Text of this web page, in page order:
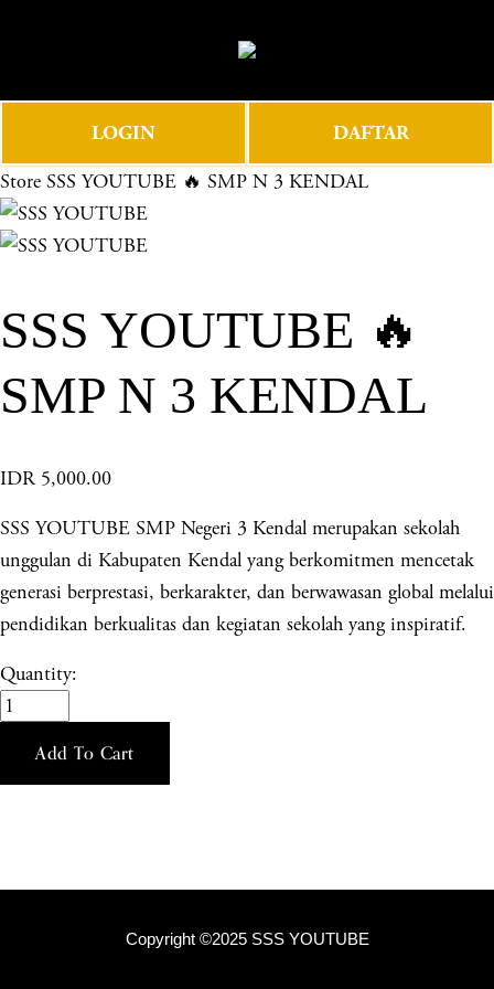
e
e
n
u
LOGIN DAFTAR
Store SSS YOUTUBE 🔥 SMP N 3 KENDAL
SSS YOUTUBE 🔥
SMP N 3 KENDAL
IDR 5,000.00
SSS YOUTUBE SMP Negeri 3 Kendal merupakan sekolah
unggulan di Kabupaten Kendal yang berkomitmen mencetak
generasi berprestasi, berkarakter, dan berwawasan global melalui
pendidikan berkualitas dan kegiatan sekolah yang inspiratif.
Quantity:
Add To Cart
Copyright ©2025 SSS YOUTUBE